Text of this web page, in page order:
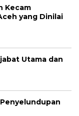
Kecam
yang Dinilai
Utama dan